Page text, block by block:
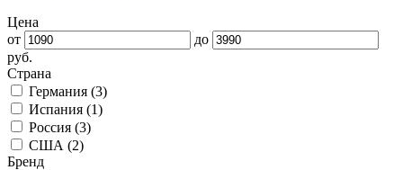
Цена
от
до
руб.
Страна
Германия (3)
Испания (1)
Россия (3)
США (2)
Бренд